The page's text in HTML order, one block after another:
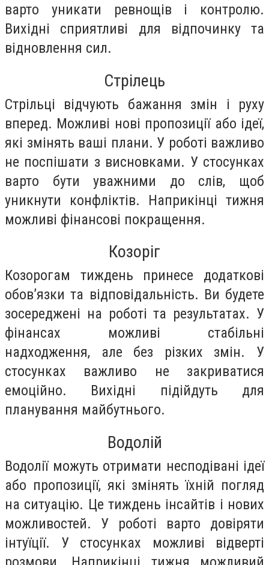
варто уникати ревнощів і контролю.
Вихідні сприятливі для відпочинку та
відновлення сил.
Стрілець
Стрільці відчують бажання змін і руху
вперед. Можливі нові пропозиції або ідеї,
які змінять ваші плани. У роботі важливо
не поспішати з висновками. У стосунках
варто бути уважними до слів, щоб
уникнути конфліктів. Наприкінці тижня
можливі фінансові покращення.
Козоріг
Козорогам тиждень принесе додаткові
обов’язки та відповідальність. Ви будете
зосереджені на роботі та результатах. У
фінансах можливі стабільні
надходження, але без різких змін. У
стосунках важливо не закриватися
емоційно. Вихідні підійдуть для
планування майбутнього.
Водолій
Водолії можуть отримати несподівані ідеї
або пропозиції, які змінять їхній погляд
на ситуацію. Це тиждень інсайтів і нових
можливостей. У роботі варто довіряти
інтуїції. У стосунках можливі відверті